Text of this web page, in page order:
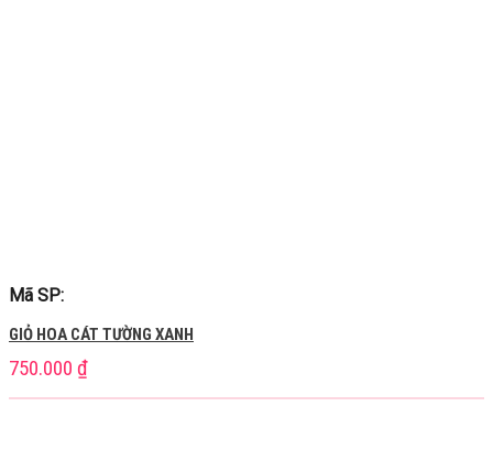
Mã SP:
GIỎ HOA CÁT TƯỜNG XANH
750.000 ₫